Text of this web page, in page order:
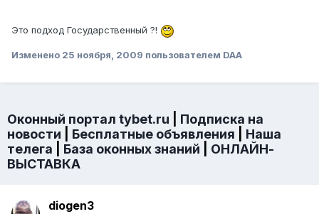
Это подход Государственный ?!
Изменено 25 ноября, 2009 пользователем DAA
Оконный портал tybet.ru
Подписка на
новости
Бесплатные объявления
Наша
телега
База оконных знаний
ОНЛАЙН-
ВЫСТАВКА
diogen3